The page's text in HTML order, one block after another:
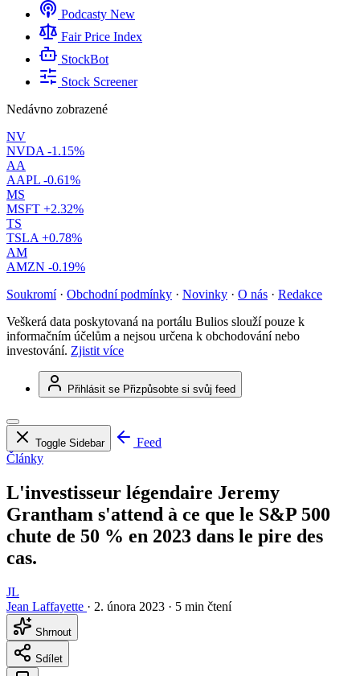
Podcasty New
Fair Price Index
StockBot
Stock Screener
Nedávno zobrazené
NV
NVDA -1.15%
AA
AAPL -0.61%
MS
MSFT +2.32%
TS
TSLA +0.78%
AM
AMZN -0.19%
Soukromí · Obchodní podmínky · Novinky · O nás · Redakce
Veškerá data poskytovaná na portálu Bulios slouží pouze k
informačním účelům a nejsou určena k obchodování nebo
investování. Zjistit více
Přihlásit se Přizpůsobte si svůj feed
Toggle Sidebar
Feed
Články
L'investisseur légendaire Jeremy
Grantham s'attend à ce que le S&P 500
chute de 50 % en 2023 dans le pire des
cas.
JL
Jean Laffayette · 2. února 2023 · 5 min čtení
Shrnout
Sdílet